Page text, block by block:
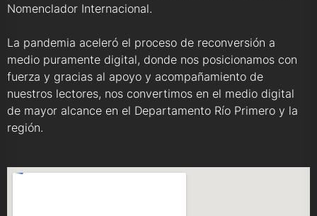
Nomenclador Internacional.
La pandemia aceleró el proceso de reconversión a
medio puramente digital, donde nos posicionamos con
fuerza y gracias al apoyo y acompañamiento de
nuestros lectores, nos convertimos en el medio digital
de mayor alcance en el Departamento Río Primero y la
región.